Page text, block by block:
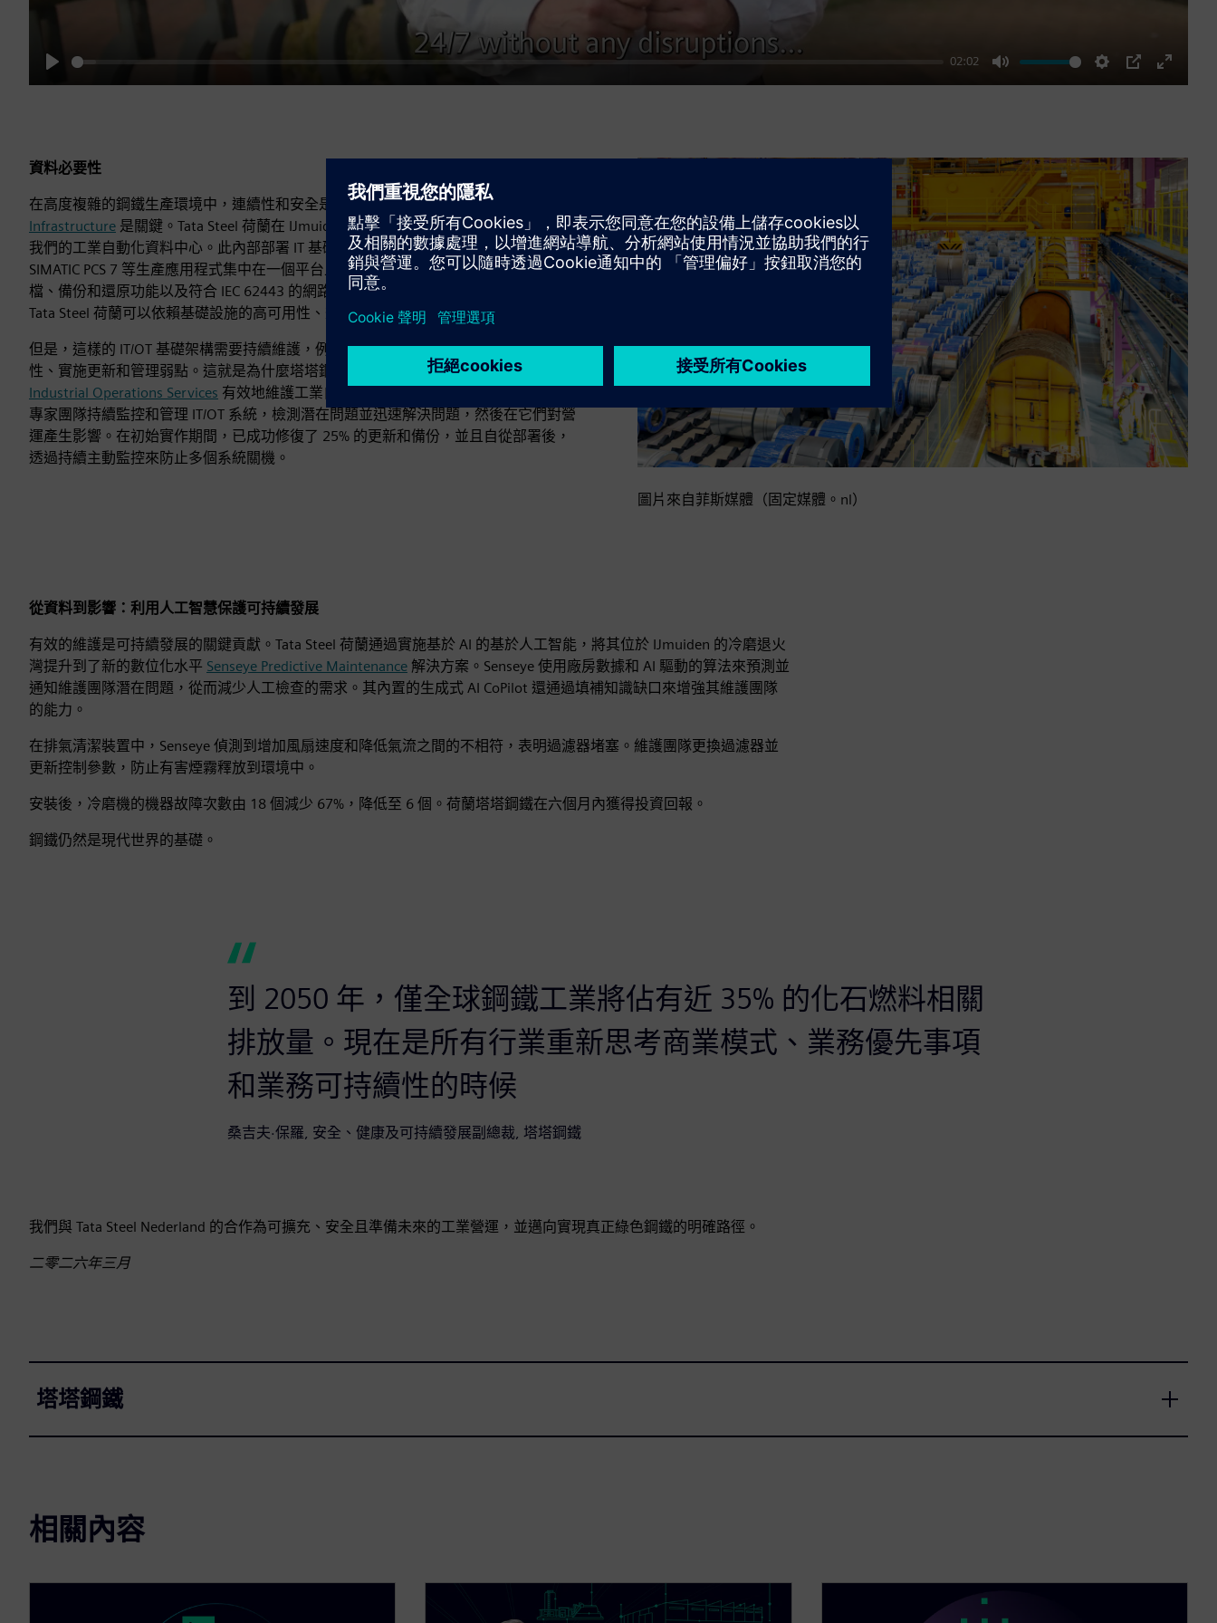
Play
02:02
Mute Settings
PIP
Enter
資料必要性
在高度複雜的鋼鐵生產環境中，連續性和安全是至關重要的，Managed IT/OT
Infrastructure 是關鍵。Tata Steel 荷蘭在 IJmuiden 的熱帶磨床和熱浸鍍鋅線的核心是
我們的工業自動化資料中心。此內部部署 IT 基礎架構專為工業環境而設計。它將
SIMATIC PCS 7 等生產應用程式集中在一個平台上，該平台結合了基於虛擬化、資料存
檔、備份和還原功能以及符合 IEC 62443 的網路架構，以實現安全的 IT/OT 資料交換。
Tata Steel 荷蘭可以依賴基礎設施的高可用性、效率和網路安全性。
但是，這樣的 IT/OT 基礎架構需要持續維護，例如處理定期修補、確保資料備份的完整
性、實施更新和管理弱點。這就是為什麼塔塔鋼鐵荷蘭也依賴我們的管理Remote
Industrial Operations Services 有效地維護工業自動化資料中心的健康狀況和安全性。
專家團隊持續監控和管理 IT/OT 系統，檢測潛在問題並迅速解決問題，然後在它們對營
運產生影響。在初始實作期間，已成功修復了 25% 的更新和備份，並且自從部署後，
透過持續主動監控來防止多個系統關機。
圖片來自菲斯媒體（固定媒體。nl）
從資料到影響：利用人工智慧保護可持續發展
有效的維護是可持續發展的關鍵貢獻。Tata Steel 荷蘭通過實施基於 AI 的基於人工智能，將其位於 IJmuiden 的冷磨退火
灣提升到了新的數位化水平 Senseye Predictive Maintenance 解決方案。Senseye 使用廠房數據和 AI 驅動的算法來預測並
通知維護團隊潛在問題，從而減少人工檢查的需求。其內置的生成式 AI CoPilot 還通過填補知識缺口來增強其維護團隊
的能力。
在排氣清潔裝置中，Senseye 偵測到增加風扇速度和降低氣流之間的不相符，表明過濾器堵塞。維護團隊更換過濾器並
更新控制參數，防止有害煙霧釋放到環境中。
安裝後，冷磨機的機器故障次數由 18 個減少 67%，降低至 6 個。荷蘭塔塔鋼鐵在六個月內獲得投資回報。
鋼鐵仍然是現代世界的基礎。
到 2050 年，僅全球鋼鐵工業將佔有近 35% 的化石燃料相關
排放量。現在是所有行業重新思考商業模式、業務優先事項
和業務可持續性的時候
桑吉夫·保羅, 安全、健康及可持續發展副總裁, 塔塔鋼鐵
我們與 Tata Steel Nederland 的合作為可擴充、安全且準備未來的工業營運，並邁向實現真正綠色鋼鐵的明確路徑。
二零二六年三月
塔塔鋼鐵
相關內容